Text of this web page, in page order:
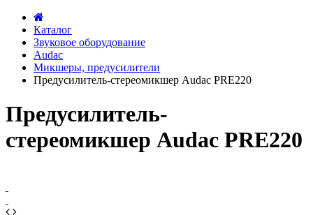
Каталог
Звуковое оборудование
Audac
Микшеры, предусилители
Предусилитель-стереомикшер Audac PRE220
Предусилитель-
стереомикшер Audac PRE220